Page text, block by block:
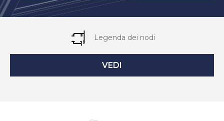
Legenda dei nodi
VEDI